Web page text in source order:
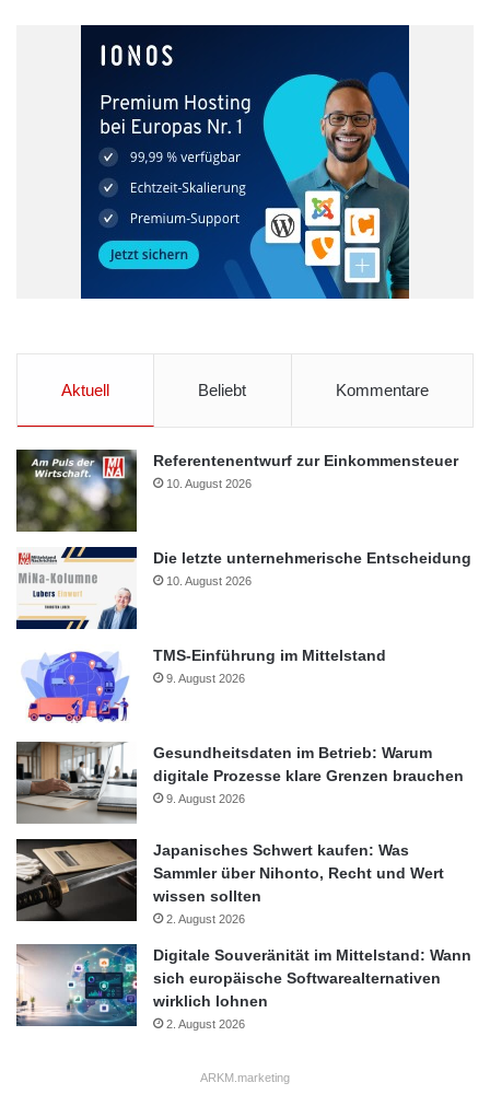
Aktuell Beliebt Kommentare
Referentenentwurf zur Einkommensteuer
10. August 2026
Die letzte unternehmerische Entscheidung
10. August 2026
TMS-Einführung im Mittelstand
9. August 2026
Gesundheitsdaten im Betrieb: Warum
digitale Prozesse klare Grenzen brauchen
9. August 2026
Japanisches Schwert kaufen: Was
Sammler über Nihonto, Recht und Wert
wissen sollten
2. August 2026
Digitale Souveränität im Mittelstand: Wann
sich europäische Softwarealternativen
wirklich lohnen
2. August 2026
ARKM.marketing